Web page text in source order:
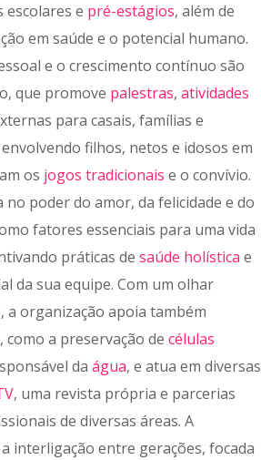
e pré-estágios, além de
em saúde e o potencial humano.
e o crescimento contínuo são
que promove palestras, atividades
para casais, famílias e
filhos, netos e idosos em
os jogos tradicionais e o convívio.
no poder do amor, da felicidade e do
fatores essenciais para uma vida
práticas de saúde holística e
da sua equipe. Com um olhar
organização apoia também
a preservação de células
da água, e atua em diversas
, uma revista própria e parcerias
de diversas áreas. A
interligação entre gerações, focada